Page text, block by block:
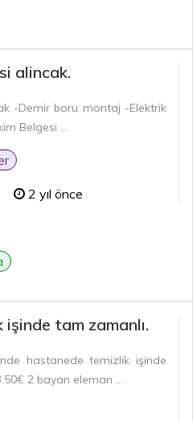
alincak.
-Demir boru montaj -Elektrik
Belgesi ...
2 yıl önce
tam zamanlı.
hastanede temizlik işinde
2 bayan eleman ...